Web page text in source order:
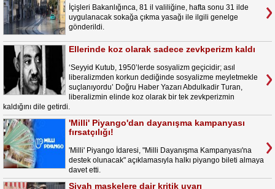
İçişleri Bakanlığınca, 81 il valiliğine, hafta sonu 31 ilde
uygulanacak sokağa çıkma yasağı ile ilgili genelge
gönderildi.
Ellerinde koz olarak sadece zevkperizm kaldı
‘Seyyid Kutub, 1950’lerde sosyalizm geçicidir; asıl
liberalizmden korkun dediğinde sosyalizme meyletmekle
suçlanıyordu’ Doğru Haber Yazarı Abdulkadir Turan,
liberalizmin elinde koz olarak bir tek zevkperizmin
kaldığını dile getirdi.
'Milli' Piyango'dan dayanışma kampanyası
fırsatçılığı!
'Milli' Piyango İdaresi, "Milli Dayanışma Kampanyası'na
destek olunacak" açıklamasıyla halkı piyango bileti almaya
davet etti.
Siyah maskelere dair kritik uyarı